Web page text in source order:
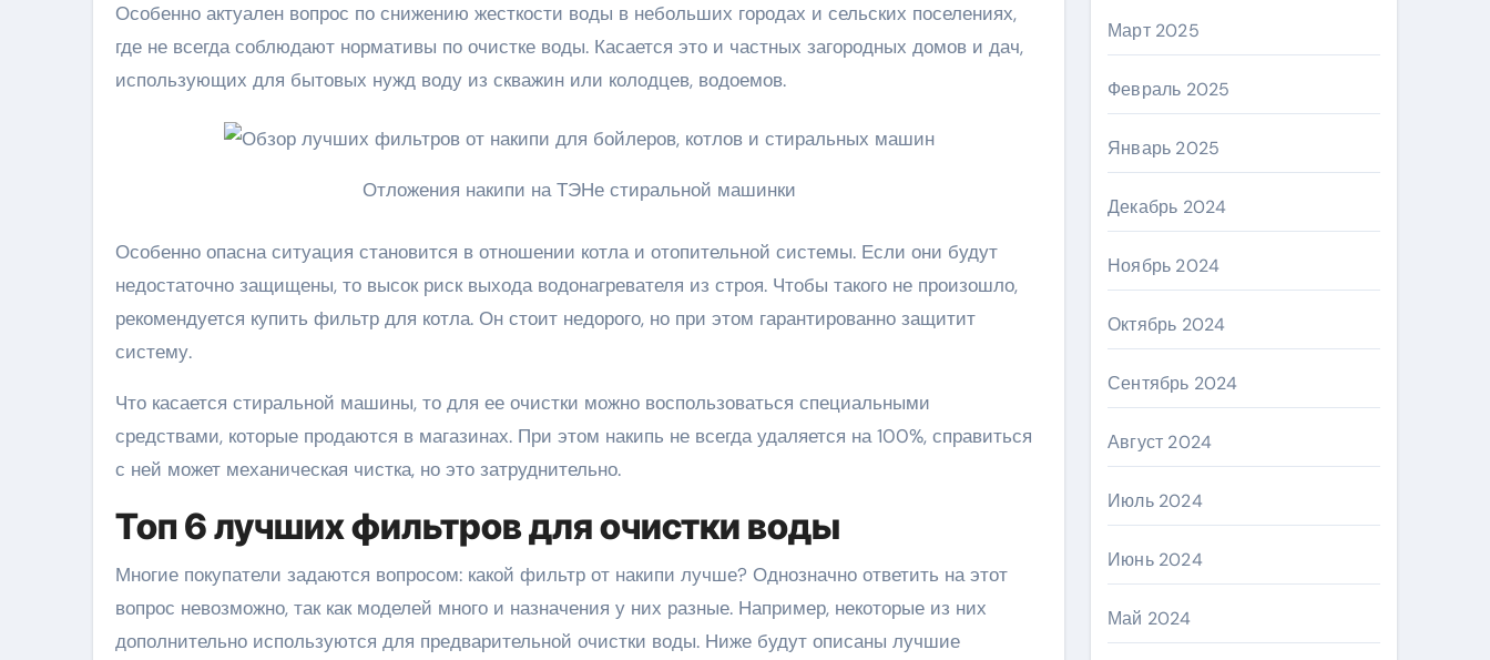
Особенно актуален вопрос по снижению жесткости воды в небольших городах и сельских поселениях,
где не всегда соблюдают нормативы по очистке воды. Касается это и частных загородных домов и дач,
использующих для бытовых нужд воду из скважин или колодцев, водоемов.
Отложения накипи на ТЭНе стиральной машинки
Особенно опасна ситуация становится в отношении котла и отопительной системы. Если они будут
недостаточно защищены, то высок риск выхода водонагревателя из строя. Чтобы такого не произошло,
рекомендуется купить фильтр для котла. Он стоит недорого, но при этом гарантированно защитит
систему.
Что касается стиральной машины, то для ее очистки можно воспользоваться специальными
средствами, которые продаются в магазинах. При этом накипь не всегда удаляется на 100%, справиться
с ней может механическая чистка, но это затруднительно.
Топ 6 лучших фильтров для очистки воды
Многие покупатели задаются вопросом: какой фильтр от накипи лучше? Однозначно ответить на этот
вопрос невозможно, так как моделей много и назначения у них разные. Например, некоторые из них
дополнительно используются для предварительной очистки воды. Ниже будут описаны лучшие
Март 2025
Февраль 2025
Январь 2025
Декабрь 2024
Ноябрь 2024
Октябрь 2024
Сентябрь 2024
Август 2024
Июль 2024
Июнь 2024
Май 2024